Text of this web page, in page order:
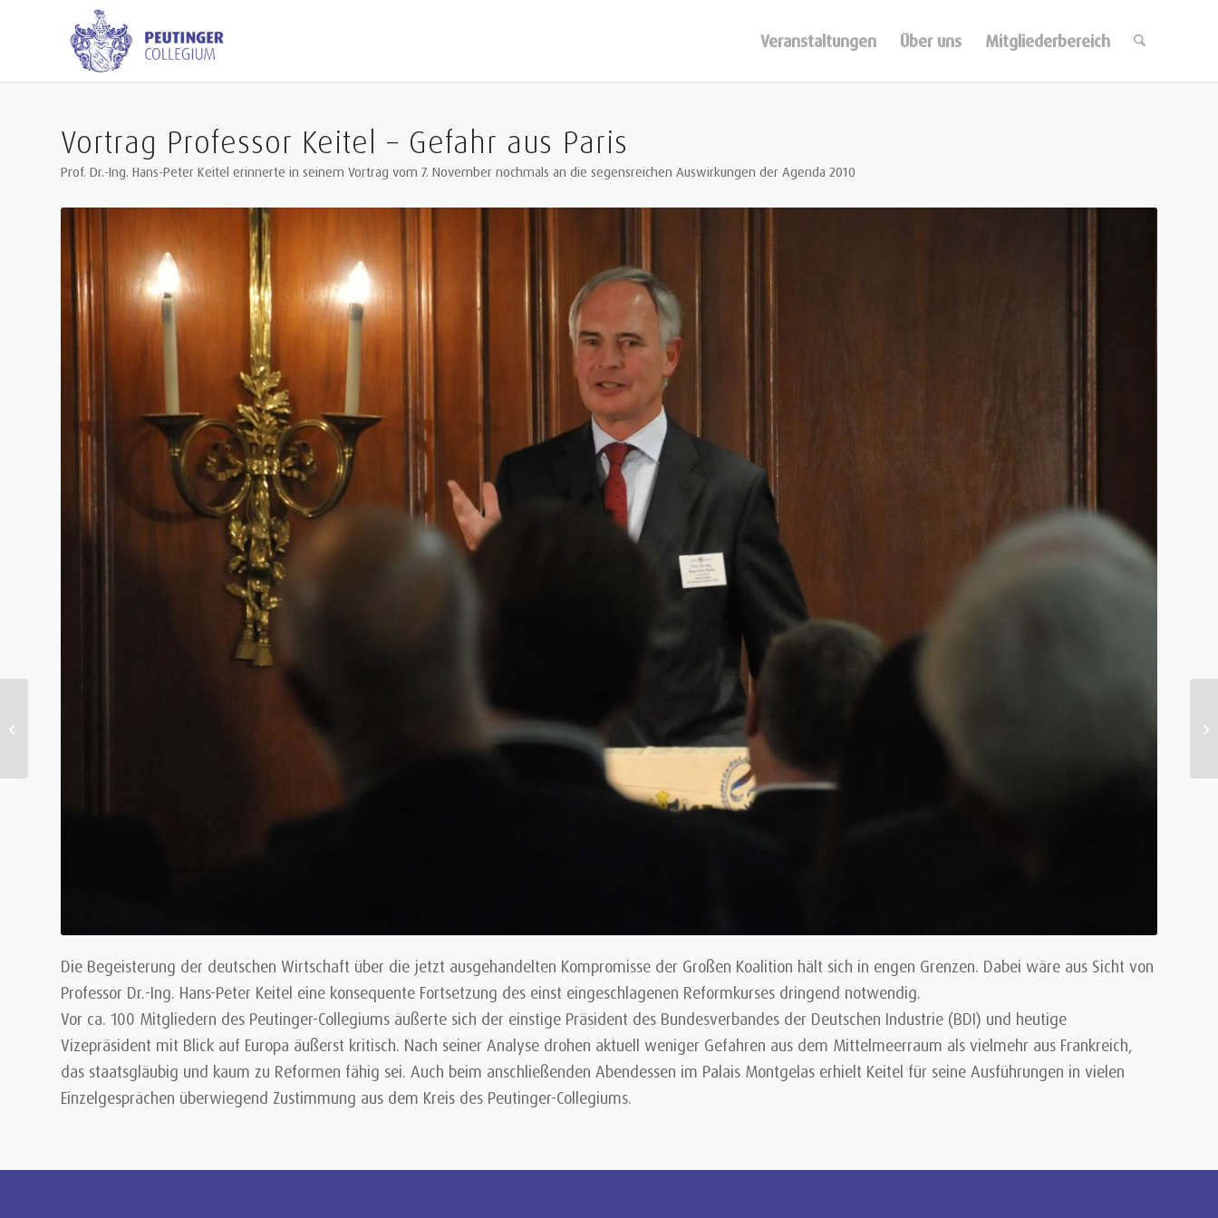
Veranstaltungen Über uns Mitgliederbereich
Vortrag Professor Keitel – Gefahr aus Paris
Prof. Dr.-Ing. Hans-Peter Keitel erinnerte in seinem Vortrag vom 7. November nochmals an die segensreichen Auswirkungen der Agenda 2010
Die Begeisterung der deutschen Wirtschaft über die jetzt ausgehandelten Kompromisse der Großen Koalition hält sich in engen Grenzen. Dabei wäre aus Sicht von
Professor Dr.-Ing. Hans-Peter Keitel eine konsequente Fortsetzung des einst eingeschlagenen Reformkurses dringend notwendig.
Vor ca. 100 Mitgliedern des Peutinger-Collegiums äußerte sich der einstige Präsident des Bundesverbandes der Deutschen Industrie (BDI) und heutige
Vizepräsident mit Blick auf Europa äußerst kritisch. Nach seiner Analyse drohen aktuell weniger Gefahren aus dem Mittelmeerraum als vielmehr aus Frankreich,
das staatsgläubig und kaum zu Reformen fähig sei. Auch beim anschließenden Abendessen im Palais Montgelas erhielt Keitel für seine Ausführungen in vielen
Einzelgesprächen überwiegend Zustimmung aus dem Kreis des Peutinger-Collegiums.